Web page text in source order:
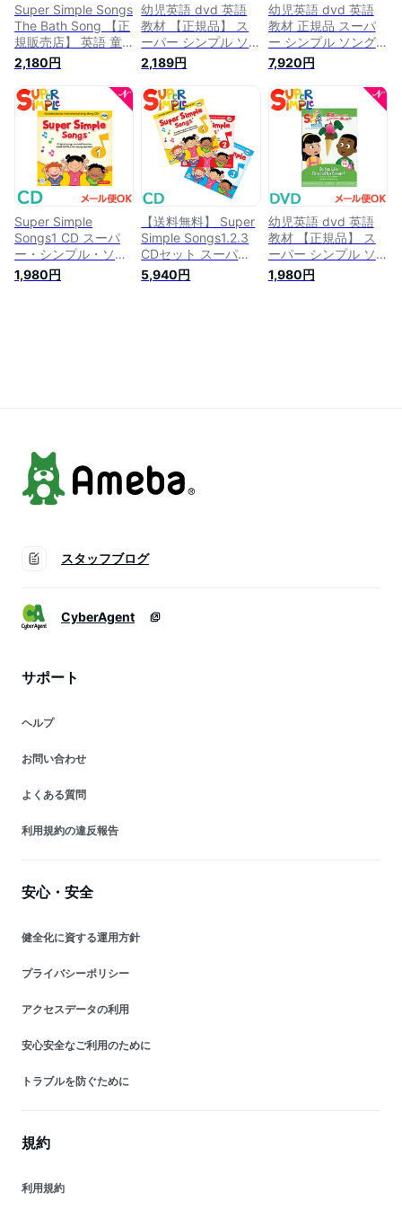
Super Simple Songs
The Bath Song 【正
規販売店】 英語 童
謡 dvd 子供 幼児英
語 英語歌 幼児 スー
パー シンプル ソン
グス マザーグース
お風呂のうた 英語の
歌 英語教材 おすす
め 子供英語 発音 歌
アニメ 教材 英語ソ
ング
2,180円
幼児英語 dvd 英語
教材 【正規品】 ス
ーパー シンプル ソ
ングス twinkle
twinkle little star き
らきらぼし DVD
super simple songs
キッズソングコレク
ション 知育教材 英
語 dvd あす楽対応
2,189円
幼児英語 dvd 英語
教材 正規品 スーパ
ー シンプル ソング
ス DVD 4巻セット
きらきらぼし 赤ちゃ
んサメ お風呂のうた
ブロッコリーアイス
は好き？ super
simple songs キッズ
ソングコレクション
知育教材 英語 DVD
あす楽対応【ナチュ
ラルリビング】
7,920円
Super Simple
Songs1 CD スーパ
ー・シンプル・ソン
グス 知育教材 英語
CD あす楽対応【ナ
1,980円
【送料無料】 Super
Simple Songs1.2.3
CDセット スーパ
ー・シンプル・ソン
グス 知育教材 英語
5,940円
幼児英語 dvd 英語
教材 【正規品】 ス
ーパー シンプル ソ
ングス Do you like
broccoli ice cream?
1,980円
スタッフブログ
CyberAgent
サポート
ヘルプ
お問い合わせ
よくある質問
利用規約の違反報告
安心・安全
健全化に資する運用方針
プライバシーポリシー
アクセスデータの利用
安心安全なご利用のために
トラブルを防ぐために
規約
利用規約